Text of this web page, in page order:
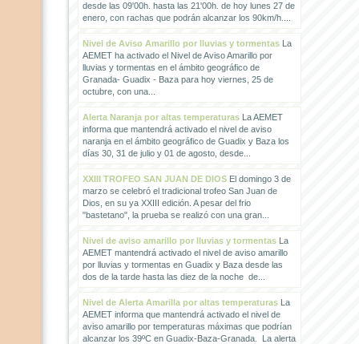
desde las 09'00h. hasta las 21'00h. de hoy lunes 27 de
enero, con rachas que podrán alcanzar los 90km/h....
Nivel de Aviso Amarillo por lluvias y tormentasLa
AEMET ha activado el Nivel de Aviso Amarillo por
lluvias y tormentas en el ámbito geográfico de
Granada- Guadix - Baza para hoy viernes, 25 de
octubre, con una...
Alerta Naranja por altas temperaturasLa AEMET
informa que mantendrá activado el nivel de aviso
naranja en el ámbito geográfico de Guadix y Baza los
días 30, 31 de julio y 01 de agosto, desde...
XXIII TROFEO SAN JUAN DE DIOSEl domingo 3 de
marzo se celebró el tradicional trofeo San Juan de
Dios, en su ya XXIII edición. A pesar del frio
"bastetano", la prueba se realizó con una gran...
Nivel de aviso amarillo por lluvias y tormentasLa
AEMET mantendrá activado el nivel de aviso amarillo
por lluvias y tormentas en Guadix y Baza desde las
dos de la tarde hasta las diez de la noche de...
Nivel de Alerta Amarilla por altas temperaturasLa
AEMET informa que mantendrá activado el nivel de
aviso amarillo por temperaturas máximas que podrían
alcanzar los 39ºC en Guadix-Baza-Granada. La alerta